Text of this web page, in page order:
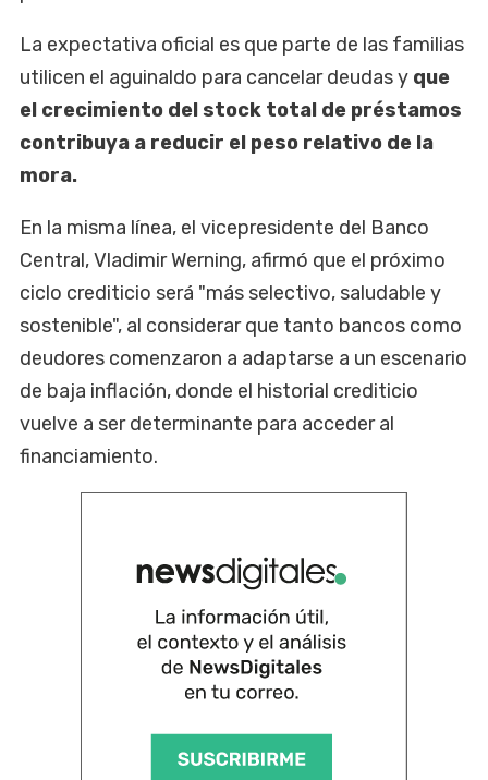
La expectativa oficial es que parte de las familias
utilicen el aguinaldo para cancelar deudas y que
el crecimiento del stock total de préstamos
contribuya a reducir el peso relativo de la
mora.
En la misma línea, el vicepresidente del Banco
Central, Vladimir Werning, afirmó que el próximo
ciclo crediticio será "más selectivo, saludable y
sostenible", al considerar que tanto bancos como
deudores comenzaron a adaptarse a un escenario
de baja inflación, donde el historial crediticio
vuelve a ser determinante para acceder al
financiamiento.